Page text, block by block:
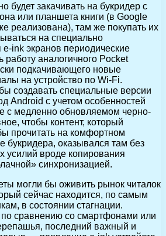
будет закачивать на букридер с
или планшета книги (в Google
реализована), там же покупать их
на специально
ink экранов периодические
работу аналогичного Pocket
подкачивающего новые
на устройство по Wi-Fi.
создавать специальные версии
Android с учетом особенностей
с медленно обновляемом черно-
чтобы контент, который
прочитать на комфортном
оказывался там без
усилий вроде копирования
синхронизацией.
могли бы оживить рынок читалок
сейчас находится, по самым
в состоянии стагнации.
сравнению со смартфонами или
последний важный и